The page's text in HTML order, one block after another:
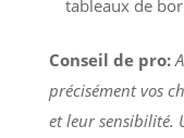
tableaux de
Conseil de pro:
précisément vos
et leur sensibilité.